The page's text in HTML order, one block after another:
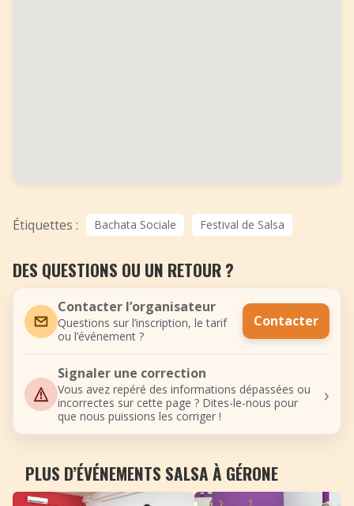
Étiquettes : Bachata Sociale Festival de Salsa
DES QUESTIONS OU UN RETOUR ?
Contacter l’organisateur
Questions sur l’inscription, le tarif
ou l’événement ?
Contacter
Signaler une correction
Vous avez repéré des informations dépassées ou
incorrectes sur cette page ? Dites-le-nous pour
que nous puissions les corriger !
›
PLUS D’ÉVÉNEMENTS SALSA À GÉRONE